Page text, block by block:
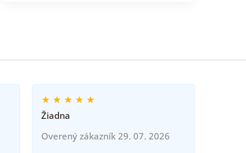
Žiadna
Overený zákazník 29. 07. 2026